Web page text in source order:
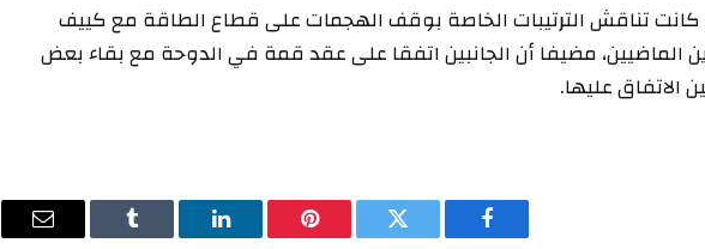
كانت تناقش الترتيبات الخاصة بوقف الهجمات على قطاع الطاقة مع كييف
مضيفا أن الجانبين اتفقا على عقد قمة في الدوحة مع بقاء بعض
الاتفاق عليها.
فيسبوك تويتر بينتيريستلينكدإن Tumblr
البريد